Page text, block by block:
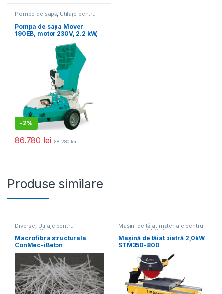
Pompe de șapă, Utilaje pentru
Pompa de sapa Mover
190EB, motor 230V, 2.2 kW,
-2%
86.780 lei 88.280lei
Produse similare
Diverse, Utilaje pentru
construcții
Macrofibra structurala
ConMec-iBeton
Mașini de tăiat materiale pentru
construcții Utilaje pentru
construcții
Mașină de tăiat piatră 2,0kW
STM350-800